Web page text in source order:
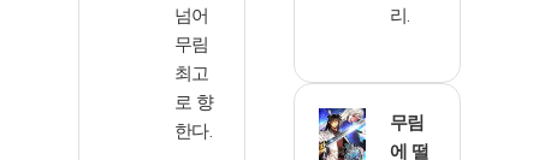
넘어
무림
최고
로 향
한다.
리.
무림
에 떨